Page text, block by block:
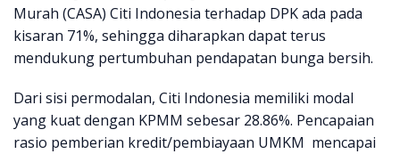
Murah (CASA) Citi Indonesia terhadap DPK ada pada
kisaran 71%, sehingga diharapkan dapat terus
mendukung pertumbuhan pendapatan bunga bersih.
Dari sisi permodalan, Citi Indonesia memiliki modal
yang kuat dengan KPMM sebesar 28.86%. Pencapaian
rasio pemberian kredit/pembiayaan UMKM mencapai